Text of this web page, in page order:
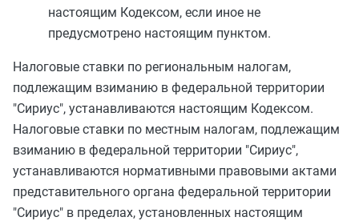
настоящим Кодексом, если иное не
предусмотрено настоящим пунктом.
Налоговые ставки по региональным налогам,
подлежащим взиманию в федеральной территории
"Сириус", устанавливаются настоящим Кодексом.
Налоговые ставки по местным налогам, подлежащим
взиманию в федеральной территории "Сириус",
устанавливаются нормативными правовыми актами
представительного органа федеральной территории
"Сириус" в пределах, установленных настоящим